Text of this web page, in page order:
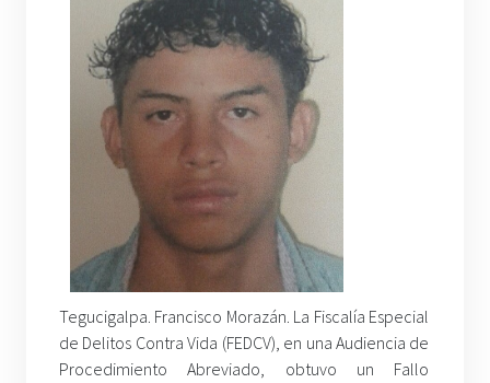
Tegucigalpa. Francisco Morazán. La Fiscalía Especial
de Delitos Contra Vida (FEDCV), en una Audiencia de
Procedimiento Abreviado, obtuvo un Fallo